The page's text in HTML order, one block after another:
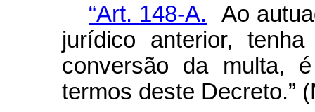
“Art. 148-A. Ao
jurídico anterior,
conversão da multa,
termos deste Decreto.”